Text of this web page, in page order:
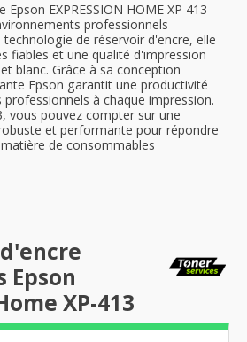
EXPRESSION HOME XP 413
professionnels
de réservoir d'encre, elle
fiables et une qualité d'impression
blanc. Grâce à sa conception
Epson garantit une productivité
à chaque impression.
vous pouvez compter sur une
et performante pour répondre
de consommables
XP-413